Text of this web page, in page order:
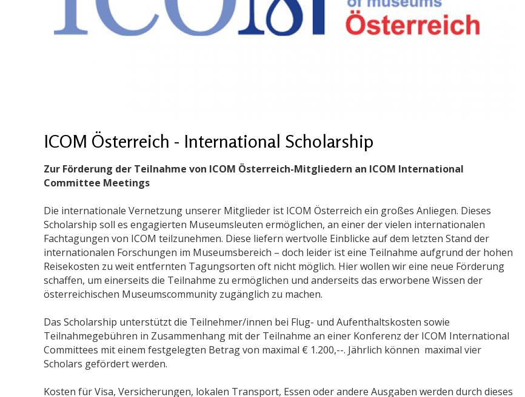
ICOM Österreich - International Scholarship
Zur Förderung der Teilnahme von ICOM Österreich-Mitgliedern an ICOM International
Committee Meetings
Die internationale Vernetzung unserer Mitglieder ist ICOM Österreich ein großes Anliegen. Dieses
Scholarship soll es engagierten Museumsleuten ermöglichen, an einer der vielen internationalen
Fachtagungen von ICOM teilzunehmen. Diese liefern wertvolle Einblicke auf dem letzten Stand der
internationalen Forschungen im Museumsbereich – doch leider ist eine Teilnahme aufgrund der hohen
Reisekosten zu weit entfernten Tagungsorten oft nicht möglich. Hier wollen wir eine neue Förderung
schaffen, um einerseits die Teilnahme zu ermöglichen und anderseits das erworbene Wissen der
österreichischen Museumscommunity zugänglich zu machen.
Das Scholarship unterstützt die Teilnehmer/innen bei Flug- und Aufenthaltskosten sowie
Teilnahmegebühren in Zusammenhang mit der Teilnahme an einer Konferenz der ICOM International
Committees mit einem festgelegten Betrag von maximal € 1.200,--. Jährlich können maximal vier
Scholars gefördert werden.
Kosten für Visa, Versicherungen, lokalen Transport, Essen oder andere Ausgaben werden durch dieses